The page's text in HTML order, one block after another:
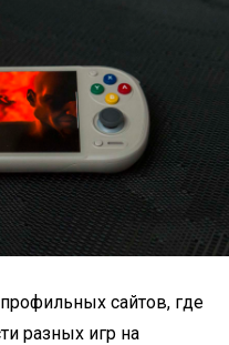
сайтов, где
разных игр на